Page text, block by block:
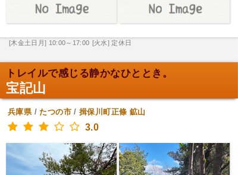
[木金土日月] 10:00～17:00 [火水] 定休日
トレイルで感じる静かなひととき。
宝記山
兵庫県/たつの市/揖保川町正條 鉱山
3.0